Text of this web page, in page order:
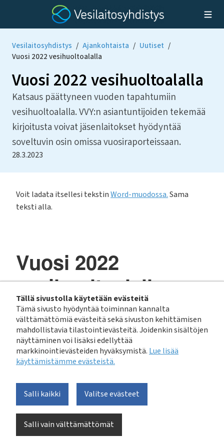
Tällä sivustolla käytetään evästeitä
Tämä sivusto hyödyntää toiminnan kannalta
välttämättömiä evästeitä sekä sivuston kehittämisen
mahdollistavia tilastointievästeitä. Joidenkin sisältöjen
näyttäminen voi lisäksi edellyttää
markkinointievästeiden hyväksymistä. Lue lisää
käyttämistämme evästeistä.​​​​​​
Salli kaikki
Salli vain välttämättömät
Valitse evästeet
Vesilaitosyhdistys / Ajankohtaista / Uutiset /
Vuosi 2022 vesihuoltoalalla
Vuosi 2022 vesihuoltoalalla
Katsaus päättyneen vuoden tapahtumiin
vesihuoltoalalla. VVY:n asiantuntijoiden tekemää
kirjoitusta voivat jäsenlaitokset hyödyntää
soveltuvin osin omissa vuosiraporteissaan.
28.3.2023
Voit ladata itsellesi tekstinWord-muodossa.Sama
teksti alla.
Vuosi 2022
vesihuoltoalalla
Koronapandemiasta
Venäjän hyökkäyssodan
heijastevaikutuksiin
Vuoden 2022 alussa korona rajoitti vielä toimintaa, eikä
pandemian aiheuttamasta kriisistä oltu palattu vielä
täysin normaaliin, kun Venäjän hyökkäys Ukrainaan toi
helmikuussa eteen uuden kriisin. Vesihuoltopalvelujen
saatavuuteen ja laatuun pandemia tai Venäjän